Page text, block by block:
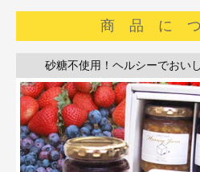
商 品 に
砂糖不使用！ヘルシーでおい